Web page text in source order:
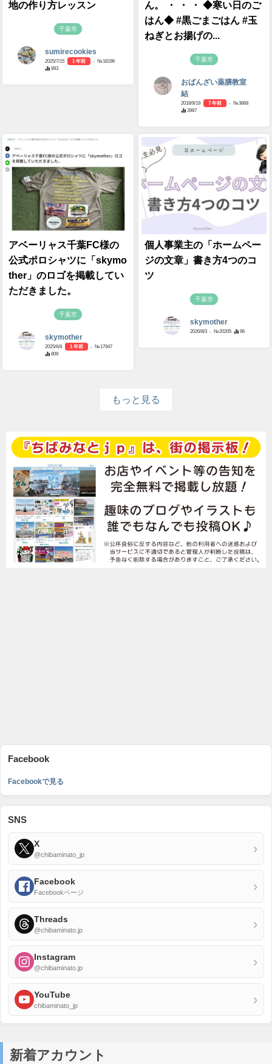
地の作り方レッスン
千葉市
sumirecookies
2025/7/15 1 年前
- №18196
893
ん。 ・ ・ ・ ◆寒い日のご
はん◆ #黒ごまごはん #玉
ねぎとお揚げの...
千葉市
おばんざい薬膳教室
結
2018/9/19 7 年前
- №3868
3987
アベーリャス千葉FC様の
公式ポロシャツに「skymo
ther」のロゴを掲載してい
ただきました。
千葉市
skymother
2025/6/8 1 年前
- №17947
809
個人事業主の「ホームペー
ジの文章」書き方4つのコ
ツ
千葉市
skymother
2026/8/3 - №20205 96
もっと見る
Facebook
Facebookで見る
SNS
X
@chibaminato_jp ›
Facebook
Facebookページ ›
Threads
@chibaminato.jp ›
Instagram
@chibaminato.jp ›
YouTube
chibaminato_jp ›
新着アカウント